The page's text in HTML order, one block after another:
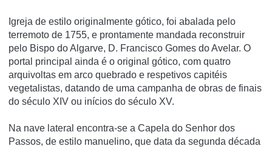
Igreja de estilo originalmente gótico, foi abalada pelo
terremoto de 1755, e prontamente mandada reconstruir
pelo Bispo do Algarve, D. Francisco Gomes do Avelar. O
portal principal ainda é o original gótico, com quatro
arquivoltas em arco quebrado e respetivos capitéis
vegetalistas, datando de uma campanha de obras de finais
do século XIV ou iní­cios do século XV.
Na nave lateral encontra-se a Capela do Senhor dos
Passos, de estilo manuelino, que data da segunda década